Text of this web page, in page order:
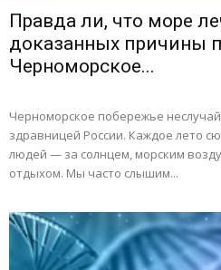
Правда ли, что море
доказанных причины
Черноморское...
Черноморское побережье
здравницей России. Каждое лето
людей — за солнцем, морским
отдыхом. Мы часто слышим...